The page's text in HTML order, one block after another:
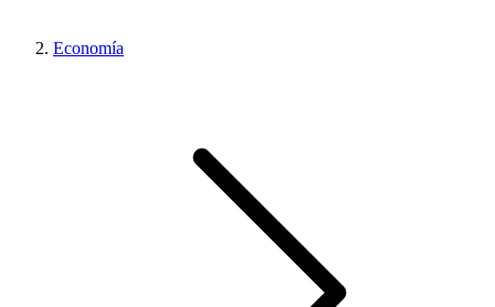
Economía